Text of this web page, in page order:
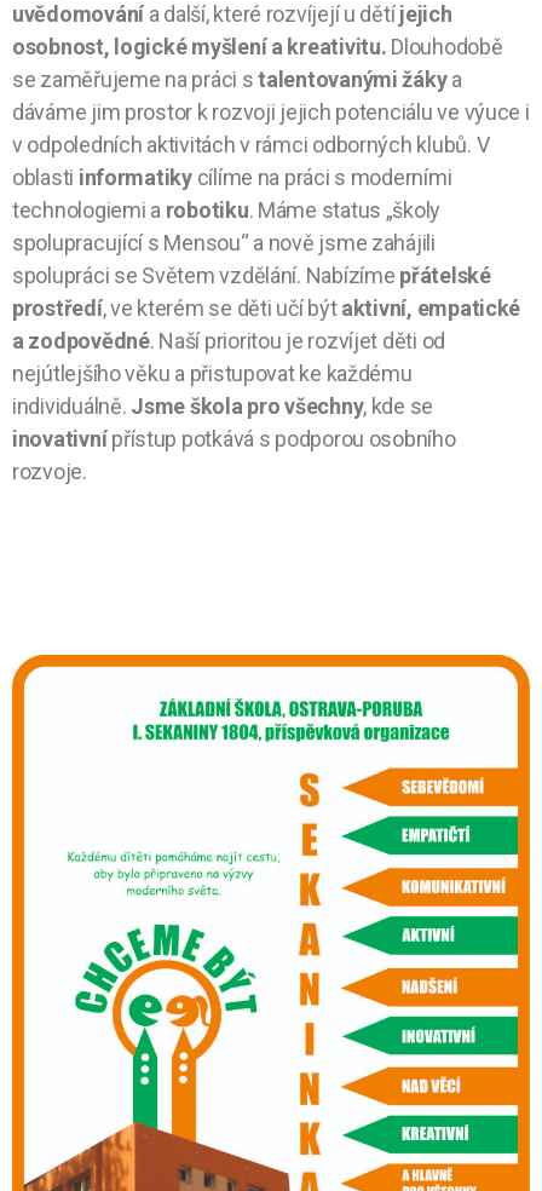
uvědomování a další, které rozvíjejí u dětíjejich
osobnost, logické myšlení a kreativitu. Dlouhodobě
se zaměřujeme na práci stalentovanými žákya
dáváme jim prostor k rozvoji jejich potenciálu ve výuce i
v odpoledních aktivitách v rámci odborných klubů. V
oblasti informatikycílíme na práci s moderními
technologiemi a robotiku. Máme status „školy
spolupracující s Mensou“ a nově jsme zahájili
spolupráci se Světem vzdělání. Nabízíme přátelské
prostředí, ve kterém se děti učí býtaktivní, empatické
a zodpovědné. Naší prioritou je rozvíjet děti od
nejútlejšího věku a přistupovat ke každému
individuálně. Jsme škola pro všechny, kde se
inovativnípřístup potkává s podporou osobního
rozvoje.